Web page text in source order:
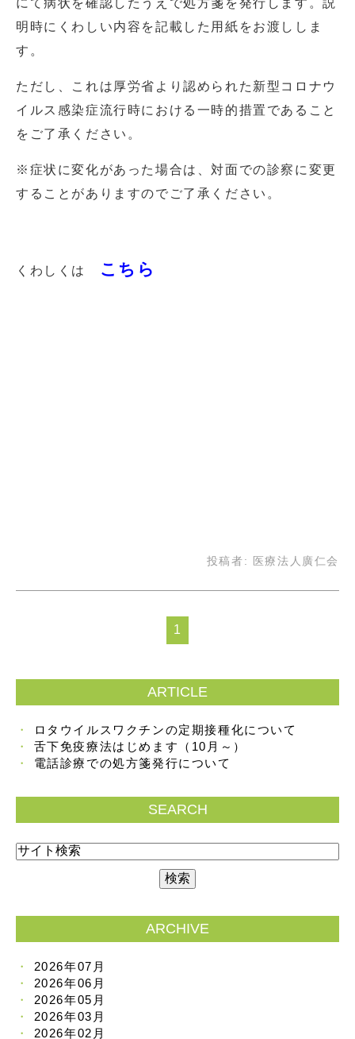
にて病状を確認したうえで処方箋を発行します。説
明時にくわしい内容を記載した用紙をお渡ししま
す。
ただし、これは厚労省より認められた新型コロナウ
イルス感染症流行時における一時的措置であること
をご了承ください。
※症状に変化があった場合は、対面での診察に変更
することがありますのでご了承ください。
くわしくは こちら
投稿者: 医療法人廣仁会
1
ARTICLE
ロタウイルスワクチンの定期接種化について
舌下免疫療法はじめます（10月～）
電話診療での処方箋発行について
SEARCH
ARCHIVE
2026年07月
2026年06月
2026年05月
2026年03月
2026年02月